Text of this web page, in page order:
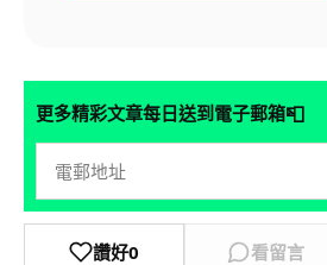
更多精彩文章每日送到電子郵箱📮
讚好0 看留言